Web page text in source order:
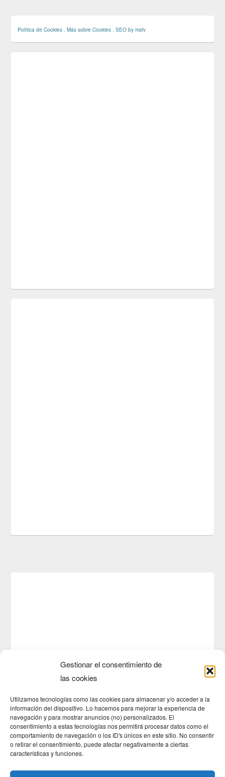
Gestionar el consentimiento de
las cookies
Utilizamos tecnologías como las cookies para almacenar y/o acceder a la
información del dispositivo. Lo hacemos para mejorar la experiencia de
navegación y para mostrar anuncios (no) personalizados. El
consentimiento a estas tecnologías nos permitirá procesar datos como el
comportamiento de navegación o los ID's únicos en este sitio. No consentir
o retirar el consentimiento, puede afectar negativamente a ciertas
características y funciones.
Política de Cookies .Más sobre Cookies .SEO by msfv